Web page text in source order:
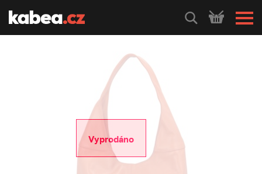
HLEDEJ
Vyprodáno